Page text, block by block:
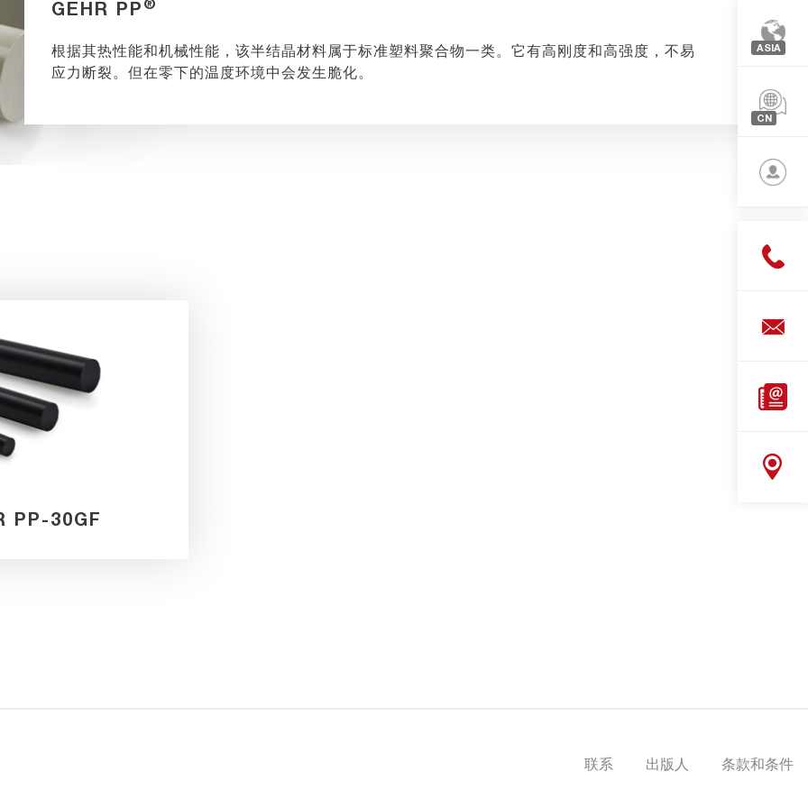
ASIA
北美
CN
中文
下载
GEHR PP
根据其热性能和机械性能，该半结晶材料属于标准塑料聚合物一类。它有高刚度和高强度，不易
应力断裂。但在零下的温度环境中会发生脆化。
PP-30GF
联系 出版人 条款和条件